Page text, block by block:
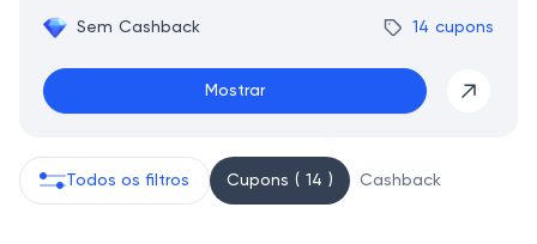
Sem Cashback 14 cupons
Mostrar
Todos os filtros Cupons ( 14 ) Cashback